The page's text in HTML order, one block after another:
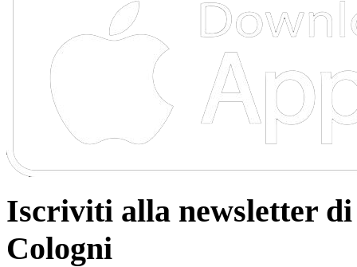
Iscriviti alla newsletter di
Cologni